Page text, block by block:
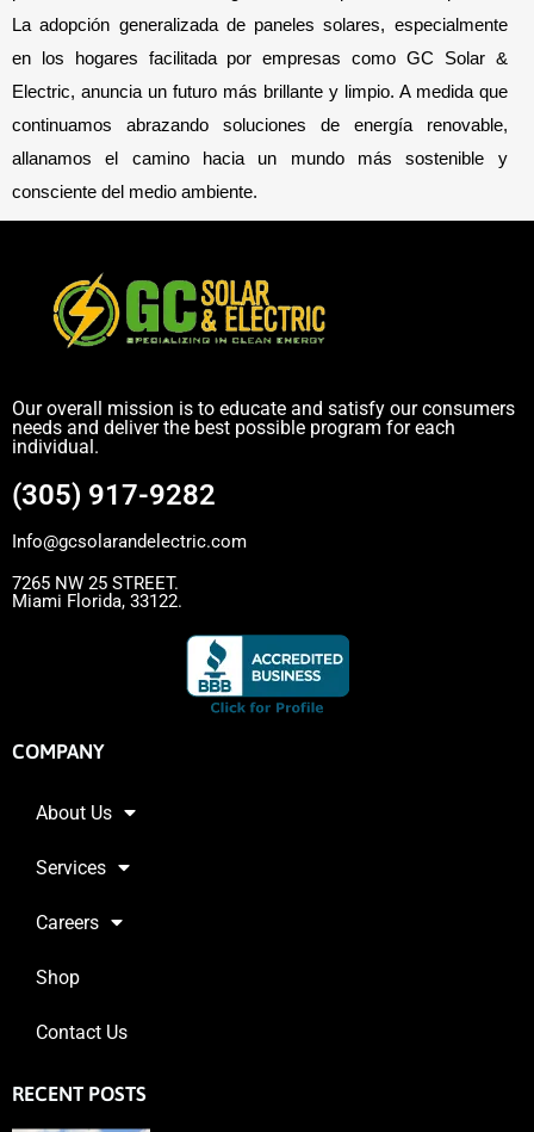
La adopción generalizada de paneles solares, especialmente
en los hogares facilitada por empresas como GC Solar &
Electric, anuncia un futuro más brillante y limpio. A medida que
continuamos abrazando soluciones de energía renovable,
allanamos el camino hacia un mundo más sostenible y
consciente del medio ambiente.
Our overall mission is to educate and satisfy our consumers
needs and deliver the best possible program for each
individual.
(305) 917-9282
Info@gcsolarandelectric.com
7265 NW 25 STREET.
Miami Florida, 33122.
COMPANY
About Us
Services
Careers
Shop
Contact Us
RECENT POSTS